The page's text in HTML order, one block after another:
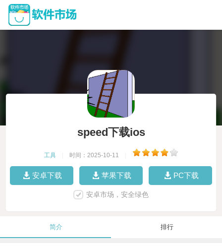
speed下载ios
工具 时间：2025-10-11
安卓下载 苹果下载 PC下载
安卓市场，安全绿色
简介 排行